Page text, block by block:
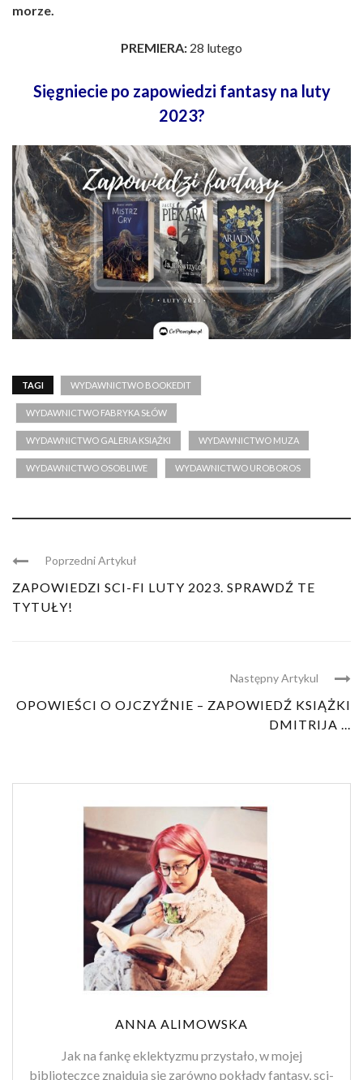
morze.
PREMIERA: 28 lutego
Sięgniecie po zapowiedzi fantasy na luty
2023?
TAGI WYDAWNICTWO BOOKEDIT
WYDAWNICTWO FABRYKA SŁÓW
WYDAWNICTWO GALERIA KSIĄŻKI WYDAWNICTWO MUZA
WYDAWNICTWO OSOBLIWE WYDAWNICTWO UROBOROS
Poprzedni Artykuł
ZAPOWIEDZI SCI-FI LUTY 2023. SPRAWDŹ TE
TYTUŁY!
Następny Artykul
OPOWIEŚCI O OJCZYŹNIE – ZAPOWIEDŹ KSIĄŻKI
DMITRIJA ...
ANNA ALIMOWSKA
Jak na fankę eklektyzmu przystało, w mojej
biblioteczce znajdują się zarówno pokłady fantasy, sci-